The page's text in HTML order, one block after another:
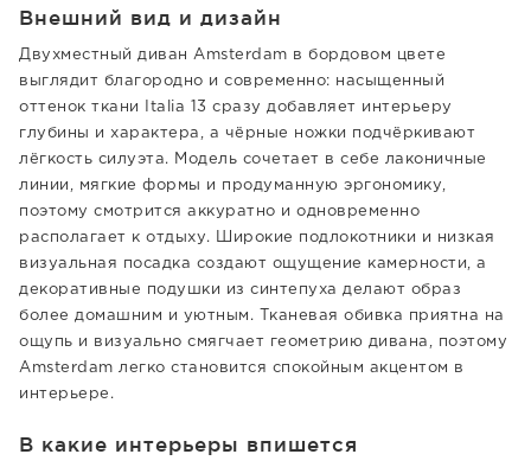
Внешний вид и дизайн
Двухместный диван Amsterdam в бордовом цвете
выглядит благородно и современно: насыщенный
оттенок ткани Italia 13 сразу добавляет интерьеру
глубины и характера, а чёрные ножки подчёркивают
лёгкость силуэта. Модель сочетает в себе лаконичные
линии, мягкие формы и продуманную эргономику,
поэтому смотрится аккуратно и одновременно
располагает к отдыху. Широкие подлокотники и низкая
визуальная посадка создают ощущение камерности, а
декоративные подушки из синтепуха делают образ
более домашним и уютным. Тканевая обивка приятна на
ощупь и визуально смягчает геометрию дивана, поэтому
Amsterdam легко становится спокойным акцентом в
интерьере.
В какие интерьеры впишется